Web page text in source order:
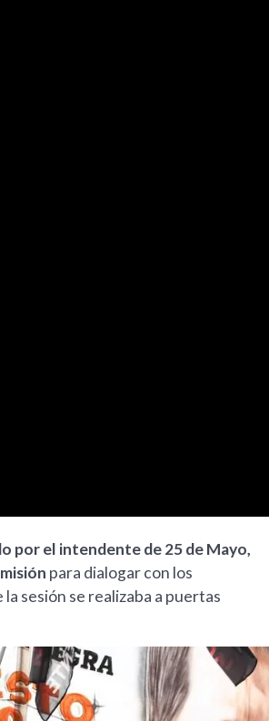
por el intendente de 25 de Mayo,
para dialogar con los
sesión se realizaba a puertas